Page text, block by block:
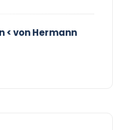
< von Hermann